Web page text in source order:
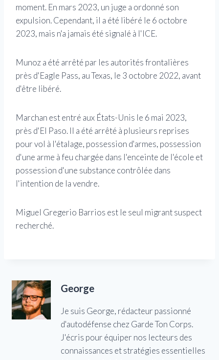
moment. En mars 2023, un juge a ordonné son
expulsion. Cependant, il a été libéré le 6 octobre
2023, mais n'a jamais été signalé à l'ICE.
Munoz a été arrêté par les autorités frontalières
près d'Eagle Pass, au Texas, le 3 octobre 2022, avant
d'être libéré.
Marchan est entré aux États-Unis le 6 mai 2023,
près d'El Paso. Il a été arrêté à plusieurs reprises
pour vol à l'étalage, possession d'armes, possession
d'une arme à feu chargée dans l'enceinte de l'école et
possession d'une substance contrôlée dans
l'intention de la vendre.
Miguel Gregerio Barrios est le seul migrant suspect
recherché.
George
Je suis George, rédacteur passionné
d'autodéfense chez Garde Ton Corps.
J'écris pour équiper nos lecteurs des
connaissances et stratégies essentielles